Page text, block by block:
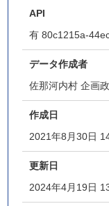
API
有 80c1215a-
データ作成者
佐那河内村 企画
作成日
2021年8月30日
更新日
2024年4月19日